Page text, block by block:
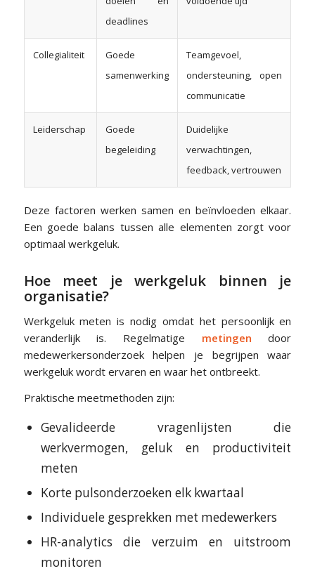
deadlines
Collegialiteit
Goede
samenwerking
Teamgevoel,
ondersteuning, open
communicatie
Leiderschap
Goede
begeleiding
Duidelijke
verwachtingen,
feedback, vertrouwen
Deze factoren werken samen en beïnvloeden elkaar.
Een goede balans tussen alle elementen zorgt voor
optimaal werkgeluk.
Hoe meet je werkgeluk binnen je
organisatie?
Werkgeluk meten is nodig omdat het persoonlijk en
veranderlijk is. Regelmatige metingen door
medewerkersonderzoek helpen je begrijpen waar
werkgeluk wordt ervaren en waar het ontbreekt.
Praktische meetmethoden zijn:
Gevalideerde vragenlijsten die
werkvermogen, geluk en productiviteit
meten
Korte pulsonderzoeken elk kwartaal
Individuele gesprekken met medewerkers
HR-analytics die verzuim en uitstroom
monitoren